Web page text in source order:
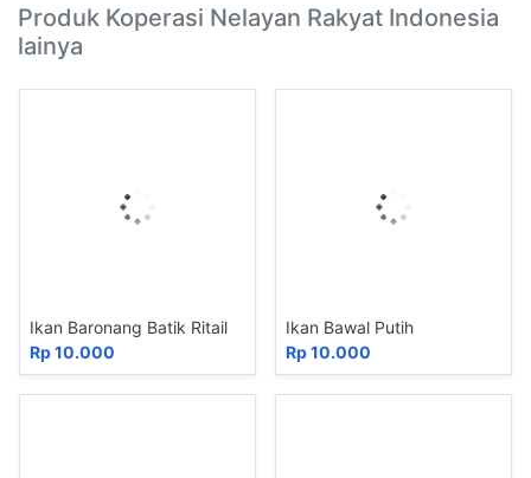
Produk Koperasi Nelayan Rakyat Indonesia
lainya
Ikan Baronang Batik Ritail
Rp 10.000
Ikan Bawal Putih
Rp 10.000